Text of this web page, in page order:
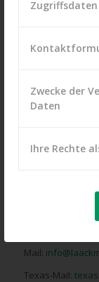
Zugriffsdaten
Zwecke der
Daten
Ihre Rechte
Daniel
Telefon: 04822 –
Texas-Hotline:
Obi-Hotline:
Mail:
Texas-Mail: